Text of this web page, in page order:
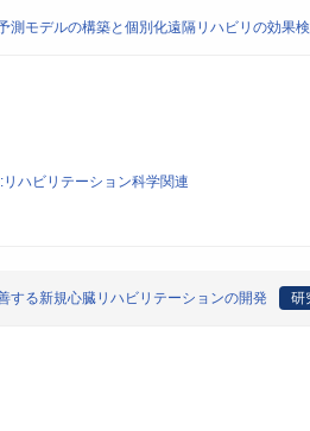
測モデルの構築と個別化遠隔リハビリの効果
ハビリテーション科学関連
する新規心臓リハビリテーションの開発 研